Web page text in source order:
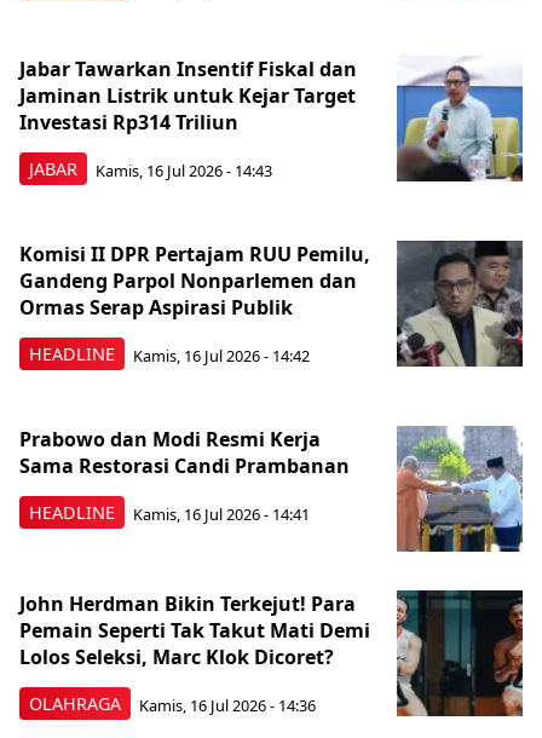
JABAR
Jabar Tawarkan Insentif Fiskal dan
Jaminan Listrik untuk Kejar Target
Investasi Rp314 Triliun
Kamis, 16 Jul 2026 - 14:43
HEADLINE
Komisi II DPR Pertajam RUU Pemilu,
Gandeng Parpol Nonparlemen dan
Ormas Serap Aspirasi Publik
Kamis, 16 Jul 2026 - 14:42
HEADLINE
Prabowo dan Modi Resmi Kerja
Sama Restorasi Candi Prambanan
Kamis, 16 Jul 2026 - 14:41
OLAHRAGA
John Herdman Bikin Terkejut! Para
Pemain Seperti Tak Takut Mati Demi
Lolos Seleksi, Marc Klok Dicoret?
Kamis, 16 Jul 2026 - 14:36